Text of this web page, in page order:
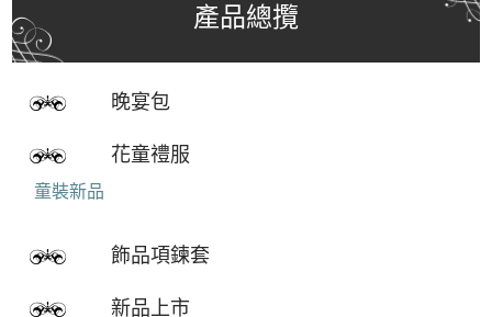
產品總攬
晚宴包
花童禮服
童裝新品
飾品項鍊套
新品上市